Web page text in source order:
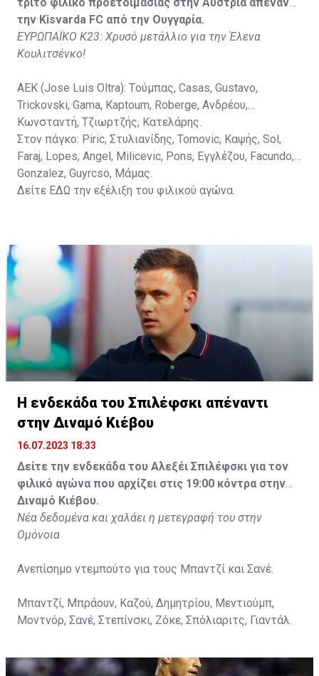
την Kisvarda FC από την Ουγγαρία.
ΕΥΡΩΠΑΪΚΟ Κ23: Χρυσό μετάλλιο για την Έλενα
Κουλιτσένκο!
ΑΕΚ (Jose Luis Oltra): Tούμπας, Casas, Gustavo,
Trickovski, Gama, Κaptoum, Roberge, Aνδρέου,
Κωνσταντή, Τζιωρτζής, Κατελάρης.
Στον πάγκο: Piric, Στυλιανίδης, Tomovic, Καψής, Sol,
Faraj, Lopes, Angel, Milicevic, Pons, Εγγλέζου, Facundo,
Gonzalez, Guyrcso, Μάμας.
Δείτε ΕΔΩ την εξέλιξη του φιλικού αγώνα.
Η ενδεκάδα του Σπιλέφσκι απέναντι
στην Διναμό Κιέβου
16.07.2023 18:33
Δείτε την ενδεκάδα του Αλεξέι Σπιλέφσκι για τον
φιλικό αγώνα που αρχίζει στις 19:00 κόντρα στην
Διναμό Κιέβου.
Νέα δεδομένα και χαλάει η μετεγραφή του στην
Ομόνοια
Ανεπίσημο ντεμπούτο για τους Μπαντζί και Σανέ.
Μπαντζί, Μπράουν, Καζού, Δημητρίου, Μεντιούμπ,
Μοντνόρ, Σανέ, Στεπίνσκι, Ζόκε, Σπόλιαριτς, Γιαντάλ.